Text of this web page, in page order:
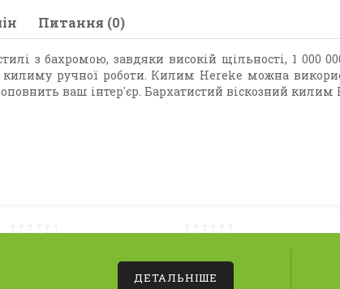
Питання (0)
з бахромою, завдяки високій щільності, 1 000
килиму ручної роботи. Килим Hereke можна
ваш інтер'єр. Бархатистий віскозний килим
ДЕТАЛЬНІШЕ